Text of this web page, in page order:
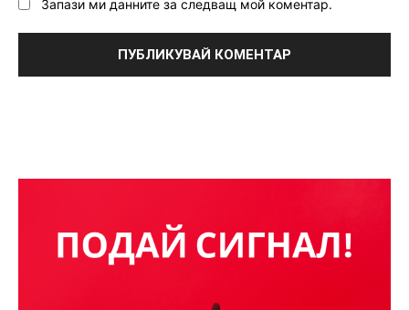
Запази ми данните за следващ мой коментар.